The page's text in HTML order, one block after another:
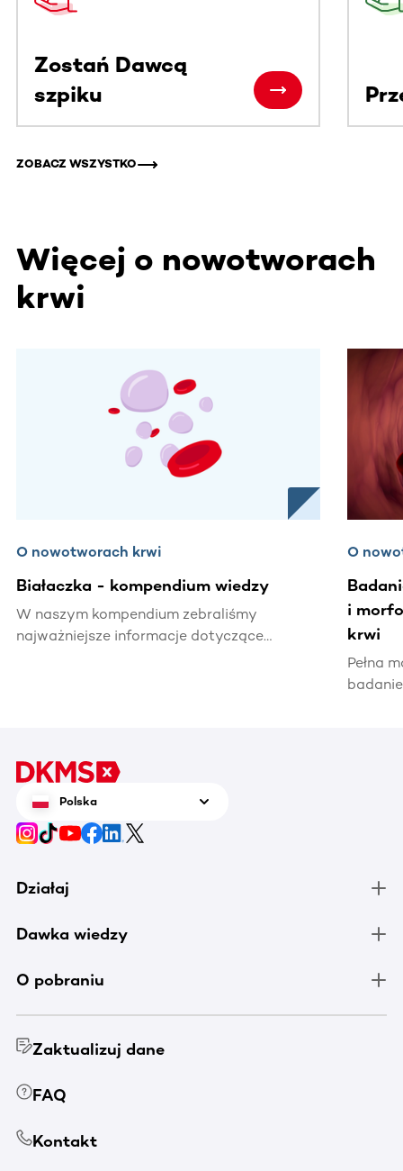
Zostań Dawcą
szpiku
ZOBACZ WSZYSTKO
Więcej o nowotworach
krwi
Ta sekcja zawiera treści przewijane w poziomie. Użyj
O nowotworach krwi
Białaczka - kompendium wiedzy
W naszym kompendium zebraliśmy
najważniejsze informacje dotyczące
O
i
krwi
Pełna
Polska
Działaj
Dawka wiedzy
O pobraniu
Zaktualizuj dane
FAQ
Kontakt